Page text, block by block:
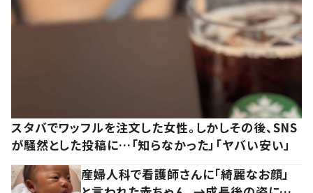
スタバでワッフルを注文した女性。しかしその後、SNS
が騒然とした投稿に…「知らなかった」「ヤバい安い」
産婦人科で看護師さんに「綺麗なお顔」